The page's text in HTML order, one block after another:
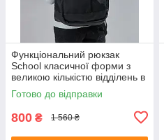
Функціональний рюкзак
School класичної форми з
великою кількістю відділень в
чорному кольорі, 30л
Готово до відправки
800 ₴ 1 560 ₴